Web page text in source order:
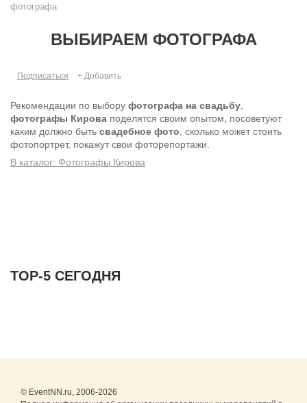
фотографа
ВЫБИРАЕМ ФОТОГРАФА
Подписаться + Добавить
Рекомендации по выбору фотографа на свадьбу
фотографы Кирова поделятся своим опытом, посоветуют
каким должно быть свадебное фото , сколько может стоить
фотопортрет, покажут свои фоторепортажи.
В каталог: Фотографы Кирова
ТОР-5 СЕГОДНЯ
© EventNN.ru, 2006-2026